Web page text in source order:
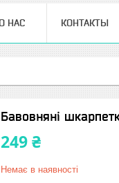
НАС КОНТАКТЫ
Бавовняні
249 ₴
Немає в наявності